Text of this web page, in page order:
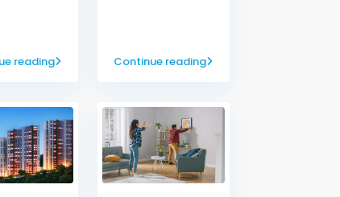
reading Continue reading